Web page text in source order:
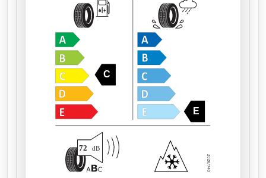
C
E
72 dB